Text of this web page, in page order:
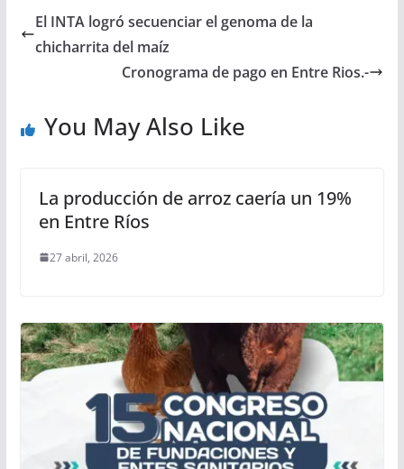
a
t
A
p
c
e
o
o
i
t
t
r
s
s
e
n
g
r
a
e
El INTA logró secuenciar el genoma de la
chicharrita del maíz
Cronograma de pago en Entre Rios.-
You May Also Like
La producción de arroz caería un 19%
en Entre Ríos
27 abril, 2026